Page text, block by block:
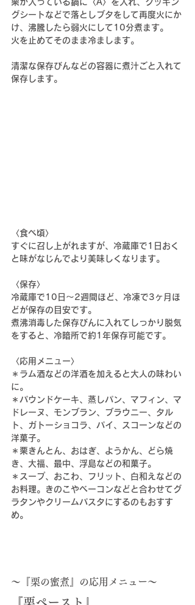
栗が入っている鍋に〈A〉を入れ、クッキン
グシートなどで落としブタをして再度火にか
け、沸騰したら弱火にして10分煮ます。
火を止めてそのまま冷まします。
清潔な保存びんなどの容器に煮汁ごと入れて
保存します。
〈食べ頃〉
すぐに召し上がれますが、冷蔵庫で1日おく
と味がなじんでより美味しくなります。
〈保存〉
冷蔵庫で10日〜2週間ほど、冷凍で3ヶ月ほ
どが保存の目安です。
煮沸消毒した保存びんに入れてしっかり脱気
をすると、冷暗所で約1年保存可能です。
〈応用メニュー〉
＊ラム酒などの洋酒を加えると大人の味わい
に。
＊パウンドケーキ、蒸しパン、マフィン、マ
ドレーヌ、モンブラン、ブラウニー、タル
ト、ガトーショコラ、パイ、スコーンなどの
洋菓子。
＊栗きんとん、おはぎ、ようかん、どら焼
き、大福、最中、浮島などの和菓子。
＊スープ、おこわ、フリット、白和えなどの
お料理。きのこやベーコンなどと合わせてグ
ラタンやクリームパスタにするのもおすす
め。
〜『栗の蜜煮』の応用メニュー〜
『栗ペースト』